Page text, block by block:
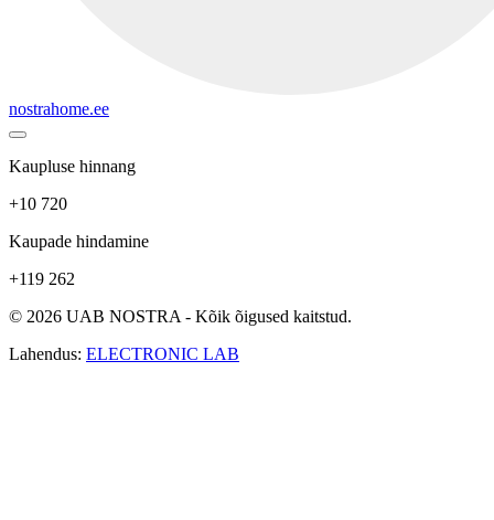
nostrahome.ee
Kaupluse hinnang
+10 720
Kaupade hindamine
+119 262
© 2026 UAB NOSTRA - Kõik õigused kaitstud.
Lahendus: ELECTRONIC LAB